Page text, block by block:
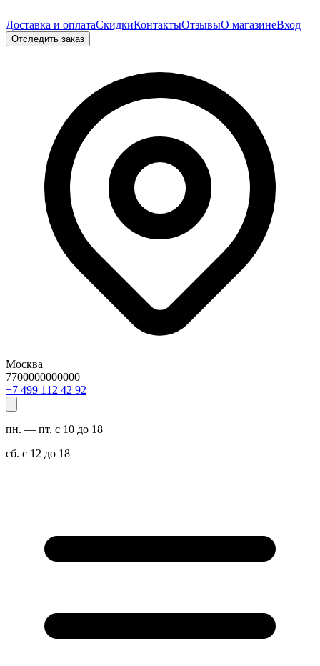
Доставка и оплатаСкидкиКонтактыОтзывыО магазинеВход
Отследить заказ
Москва
7700000000000
29 24 211 994 7+
пн. — пт. с 10 до 18
сб. с 12 до 18